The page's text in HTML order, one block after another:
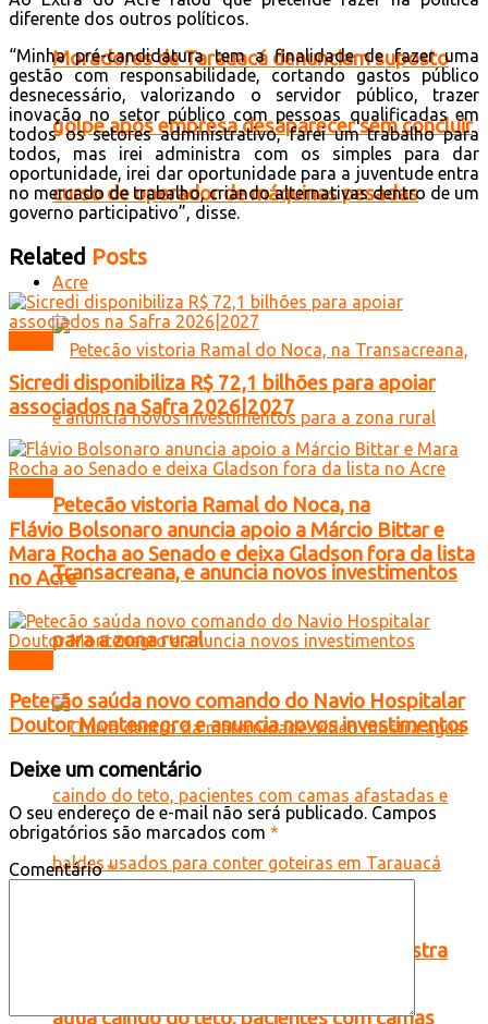
Moradores de Tarauacá denunciam suposto
golpe após empresa desaparecer sem concluir
curso de operador de máquinas pesadas
Acre
Petecão vistoria Ramal do Noca, na
Transacreana, e anuncia novos investimentos
para a zona rural
Chuva dentro da maternidade: vídeo mostra
água caindo do teto, pacientes com camas
diferente dos outros políticos.
“Minha pré-candidatura tem a finalidade de fazer uma
gestão com responsabilidade, cortando gastos público
desnecessário, valorizando o servidor público, trazer
inovação no setor público com pessoas qualificadas em
todos os setores administrativo, farei um trabalho para
todos, mas irei administra com os simples para dar
oportunidade, irei dar oportunidade para a juventude entra
no mercado de trabalho, criando alternativas dentro de um
governo participativo”, disse.
Related Posts
Sicredi disponibiliza R$ 72,1 bilhões para apoiar
associados na Safra 2026|2027
Flávio Bolsonaro anuncia apoio a Márcio Bittar e
Mara Rocha ao Senado e deixa Gladson fora da lista
no Acre
Petecão saúda novo comando do Navio Hospitalar
Doutor Montenegro e anuncia novos investimentos
Deixe um comentário
O seu endereço de e-mail não será publicado. Campos
obrigatórios são marcados com *
Comentário*